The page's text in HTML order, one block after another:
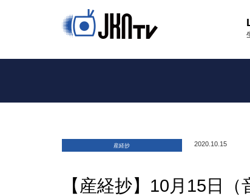
産経抄 2020.10.15
【産経抄】10月15日（